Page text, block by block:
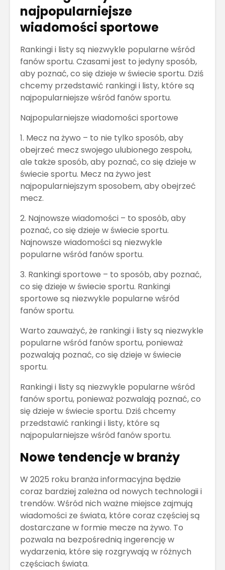
najpopularniejsze
wiadomości sportowe
Rankingi i listy są niezwykle popularne wśród
fanów sportu. Czasami jest to jedyny sposób,
aby poznać, co się dzieje w świecie sportu. Dziś
chcemy przedstawić rankingi i listy, które są
najpopularniejsze wśród fanów sportu.
Najpopularniejsze wiadomości sportowe
1. Mecz na żywo – to nie tylko sposób, aby
obejrzeć mecz swojego ulubionego zespołu,
ale także sposób, aby poznać, co się dzieje w
świecie sportu. Mecz na żywo jest
najpopularniejszym sposobem, aby obejrzeć
mecz.
2. Najnowsze wiadomości – to sposób, aby
poznać, co się dzieje w świecie sportu.
Najnowsze wiadomości są niezwykle
popularne wśród fanów sportu.
3. Rankingi sportowe – to sposób, aby poznać,
co się dzieje w świecie sportu. Rankingi
sportowe są niezwykle popularne wśród
fanów sportu.
Warto zauważyć, że rankingi i listy są niezwykle
popularne wśród fanów sportu, ponieważ
pozwalają poznać, co się dzieje w świecie
sportu.
Rankingi i listy są niezwykle popularne wśród
fanów sportu, ponieważ pozwalają poznać, co
się dzieje w świecie sportu. Dziś chcemy
przedstawić rankingi i listy, które są
najpopularniejsze wśród fanów sportu.
Nowe tendencje w branży
W 2025 roku branża informacyjna będzie
coraz bardziej zależna od nowych technologii i
trendów. Wśród nich ważne miejsce zajmują
wiadomości ze świata, które coraz częściej są
dostarczane w formie mecze na żywo. To
pozwala na bezpośrednią ingerencję w
wydarzenia, które się rozgrywają w różnych
częściach świata.